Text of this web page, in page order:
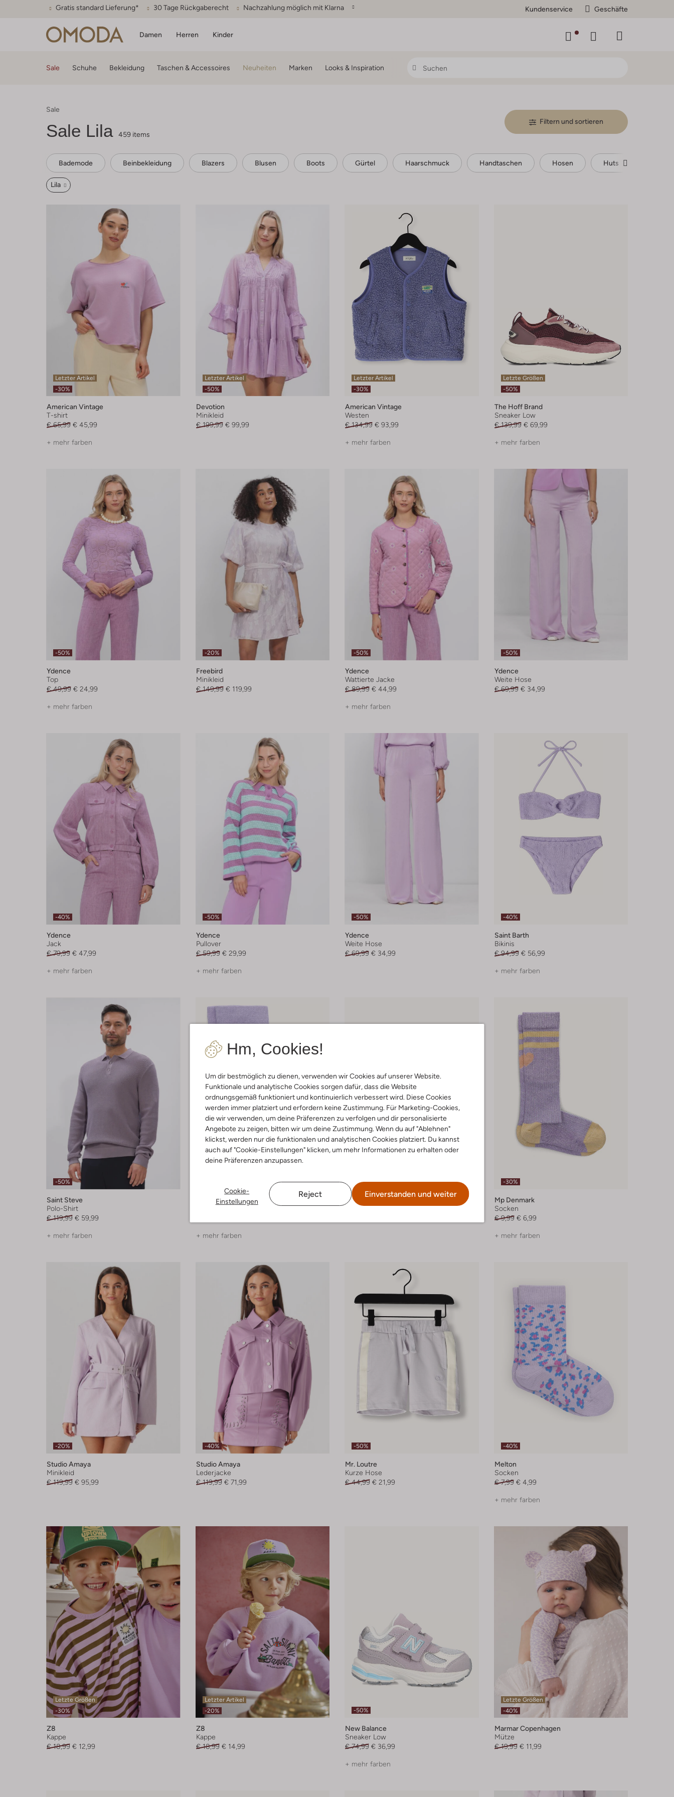
Gratis standard Lieferung* 30 Tage Rückgaberecht Nachzahlung möglich mit Klarna Kundenservice Geschäfte
Damen Herren Kinder
Hm, Cookies!
Um dir bestmöglich zu dienen, verwenden wir Cookies auf unserer Website.
Funktionale und analytische Cookies sorgen dafür, dass die Website
ordnungsgemäß funktioniert und kontinuierlich verbessert wird. Diese Cookies
werden immer platziert und erfordern keine Zustimmung. Für Marketing-Cookies,
die wir verwenden, um deine Präferenzen zu verfolgen und dir personalisierte
Angebote zu zeigen, bitten wir um deine Zustimmung. Wenn du auf "Ablehnen"
klickst, werden nur die funktionalen und analytischen Cookies platziert. Du kannst
auch auf "Cookie-Einstellungen" klicken, um mehr Informationen zu erhalten oder
deine Präferenzen anzupassen.
Cookie-
Einstellungen
Reject Einverstanden und weiter
Sale Schuhe Bekleidung Taschen & Accessoires Neuheiten Marken Looks & Inspiration
Sale
Sale Lila 459 items
Filtern und sortieren
Bademode Beinbekleidung Blazers Blusen Boots Gürtel Haarschmuck Handtaschen Hosen Huts
Lila
Letzter Artikel
-30%
American Vintage
T-shirt
€ 65,99 € 45,99
+ mehr farben
Letzter Artikel
-50%
Devotion
Minikleid
€ 199,99 € 99,99
Letzter Artikel
-30%
American Vintage
Westen
€ 134,99 € 93,99
+ mehr farben
Letzte Größen
-50%
The Hoff Brand
Sneaker Low
€ 139,99 € 69,99
+ mehr farben
-50%
Ydence
Top
€ 49,99 € 24,99
+ mehr farben
-20%
Freebird
Minikleid
€ 149,99 € 119,99
-50%
Ydence
Wattierte Jacke
€ 89,99 € 44,99
+ mehr farben
-50%
Ydence
Weite Hose
€ 69,99 € 34,99
-40%
Ydence
Jack
€ 79,99 € 47,99
+ mehr farben
-50%
Ydence
Pullover
€ 59,99 € 29,99
+ mehr farben
-50%
Ydence
Weite Hose
€ 69,99 € 34,99
-40%
Saint Barth
Bikinis
€ 94,99 € 56,99
+ mehr farben
-50%
Saint Steve
Polo-Shirt
€ 119,99 € 59,99
+ mehr farben
Mp Denmark
+ mehr farben
-50%
The Hoff Brand
Sneaker
-30%
Mp Denmark
Socken
€ 9,99 € 6,99
+ mehr farben
-20%
Studio Amaya
Minikleid
€ 119,99 € 95,99
-40%
Studio Amaya
Lederjacke
€ 119,99 € 71,99
-50%
Mr. Loutre
Kurze Hose
€ 44,99 € 21,99
-40%
Melton
Socken
€ 7,99 € 4,99
+ mehr farben
Letzte Größen
-30%
Z8
Kappe
€ 18,99 € 12,99
Letzter Artikel
-20%
Z8
Kappe
€ 18,99 € 14,99
-50%
New Balance
Sneaker Low
€ 74,99 € 36,99
+ mehr farben
Letzte Größen
-40%
Marmar Copenhagen
Mütze
€ 19,99 € 11,99